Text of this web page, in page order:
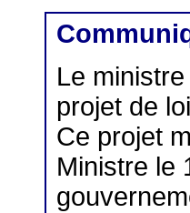
Le
projet de
Ce projet
Ministre le